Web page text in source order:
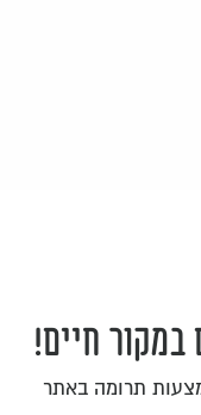
חיים!
תרומה באתר